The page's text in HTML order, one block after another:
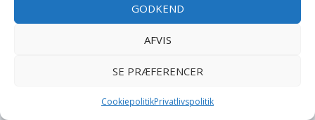
GODKEND
AFVIS
SE PRÆFERENCER
CookiepolitikPrivatlivspolitik
Toilettaske